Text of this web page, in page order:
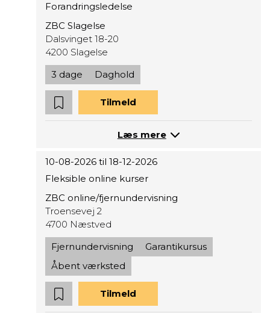
Forandringsledelse
ZBC Slagelse
Dalsvinget 18-20
4200 Slagelse
3 dage
Daghold
Tilmeld
Læs mere
10-08-2026 til 18-12-2026
Fleksible online kurser
ZBC online/fjernundervisning
Troensevej 2
4700 Næstved
Fjernundervisning
Garantikursus
Åbent værksted
Tilmeld